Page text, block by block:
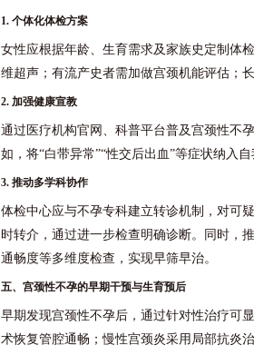
1. 个体化体检方案
女性应根据年龄、生育需求及家族史定制体
维超声；有流产史者需加做宫颈机能评估；
2. 加强健康宣教
通过医疗机构官网、科普平台普及宫颈性不
如，将“白带异常”“性交后出血”等症状纳入
3. 推动多学科协作
体检中心应与不孕专科建立转诊机制，对可
时转介，通过进一步检查明确诊断。同时，
通畅度等多维度检查，实现早筛早治。
五、宫颈性不孕的早期干预与生育预后
早期发现宫颈性不孕后，通过针对性治疗可
术恢复管腔通畅；慢性宫颈炎采用局部抗炎